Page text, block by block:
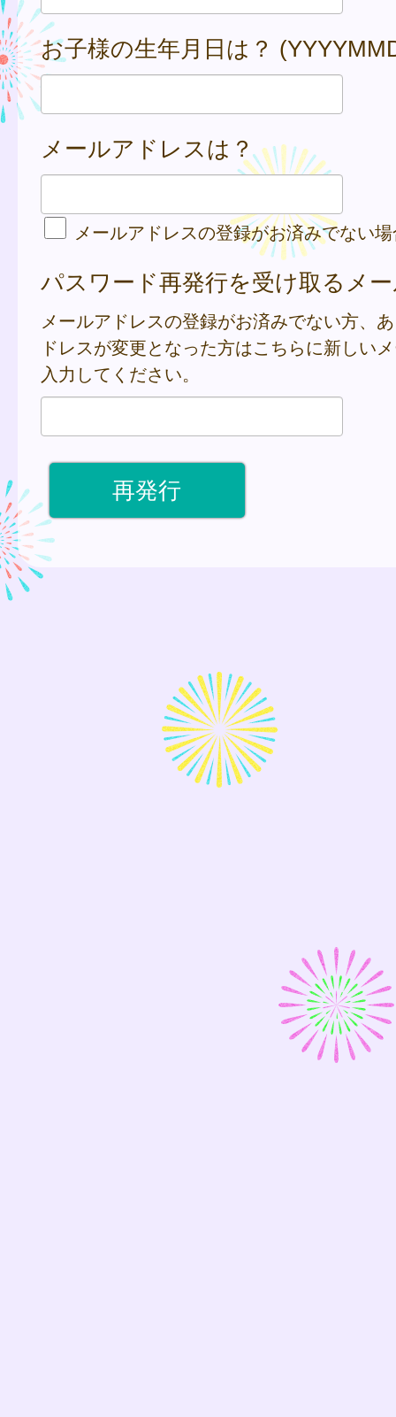
お子様の生年月日は？
メールアドレスは？
メールアドレスの登録がお済みでない
パスワード再発行を受け取るメ
メールアドレスの登録がお済みでない方、
ドレスが変更となった方はこちらに新しい
入力してください。